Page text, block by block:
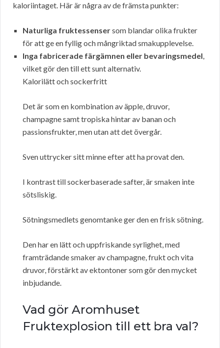
kaloriintaget. Här är några av de främsta punkter:
Naturliga fruktessensersom blandar olika frukter
för att ge en fyllig och mångriktad smakupplevelse.
Inga fabricerade färgämnen eller bevaringsmedel,
vilket gör den till ett sunt alternativ.
Kalorilätt och sockerfritt
Det är som en kombination av äpple, druvor,
champagne samt tropiska hintar av banan och
passionsfrukter, men utan att det övergår.
Sven uttrycker sitt minne efter att ha provat den.
I kontrast till sockerbaserade safter, är smaken inte
sötsliskig.
Sötningsmedlets genomtanke ger den en frisk sötning.
Den har en lätt och uppfriskande syrlighet, med
framträdande smaker av champagne, frukt och vita
druvor, förstärkt av ektontoner som gör den mycket
inbjudande.
Vad gör Aromhuset
Fruktexplosion till ett bra val?